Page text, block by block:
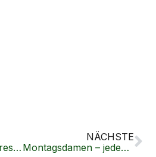
56. Ordentliche Jahreshauptversammlung
NÄCHSTE
Montagsdamen – jeden Montag offenes Spielen von 17:00 Uhr bis 19:00 Uhr